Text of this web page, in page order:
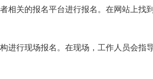
相关的报名平台进行报名。在网站上找
进行现场报名。在现场，工作人员会指